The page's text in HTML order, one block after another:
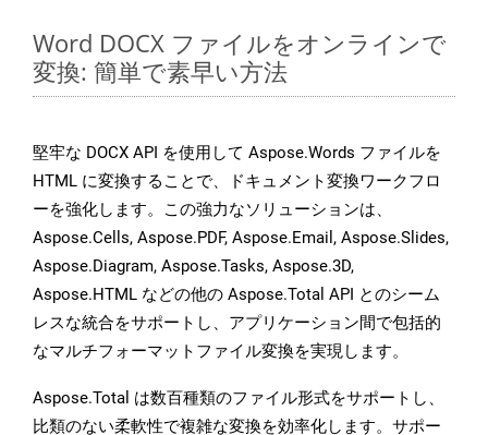
Word DOCX ファイルをオンラインで
変換: 簡単で素早い方法
堅牢な DOCX API を使用して Aspose.Words ファイルを
HTML に変換することで、ドキュメント変換ワークフロ
ーを強化します。この強力なソリューションは、
Aspose.Cells, Aspose.PDF, Aspose.Email, Aspose.Slides,
Aspose.Diagram, Aspose.Tasks, Aspose.3D,
Aspose.HTML などの他の Aspose.Total API とのシーム
レスな統合をサポートし、アプリケーション間で包括的
なマルチフォーマットファイル変換を実現します。
Aspose.Total は数百種類のファイル形式をサポートし、
比類のない柔軟性で複雑な変換を効率化します。サポー